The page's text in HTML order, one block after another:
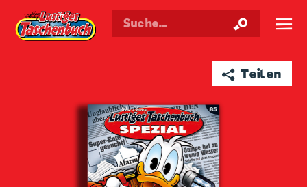
Walt Disneys Taschenbuch ☰
➦ Teilen